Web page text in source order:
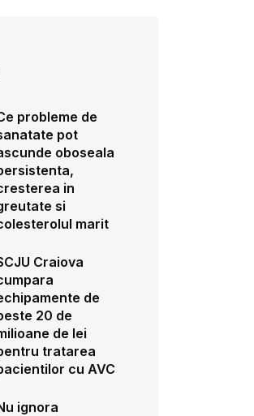
probleme de
pot
oboseala
in
si
marit
Craiova
de
20 de
de lei
tratarea
cu AVC
ignora